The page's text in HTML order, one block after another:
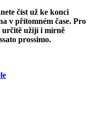
číst už ke konci
v přítomném čase. Pro
určitě užijí i mírně
prossimo.